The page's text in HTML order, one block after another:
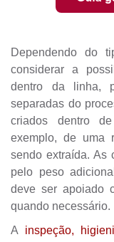
Dependendo do
considerar a
dentro da linha,
separadas do
criados dentro
exemplo, de uma
sendo extraída. As
pelo peso
deve ser apoiado
quando necessário.
A inspeção,